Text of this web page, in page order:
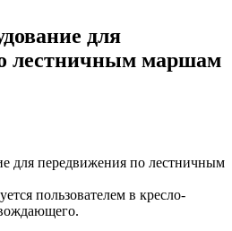
для
лестничным маршам
для передвижения по лестничным
пользователем в кресло-